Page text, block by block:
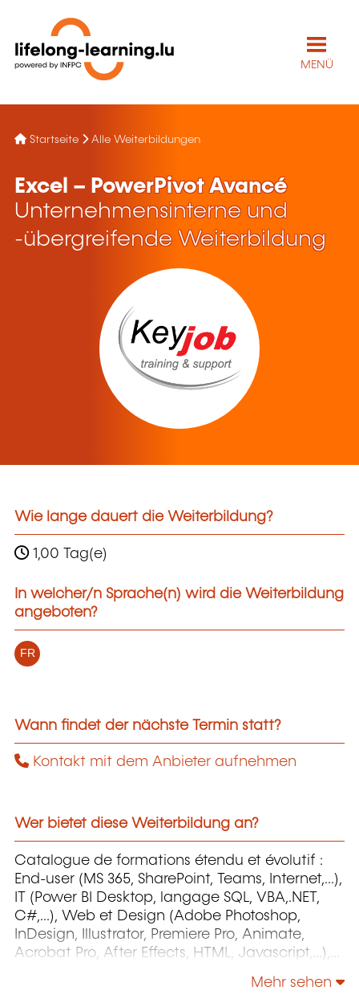
MENÜ
Startseite Alle Weiterbildungen
Excel – PowerPivot Avancé
Unternehmensinterne und
-übergreifende Weiterbildung
Wie lange dauert die Weiterbildung?
1,00 Tag(e)
In welcher/n Sprache(n) wird die Weiterbildung
angeboten?
FR
Wann findet der nächste Termin statt?
Kontakt mit dem Anbieter aufnehmen
Wer bietet diese Weiterbildung an?
Catalogue de formations étendu et évolutif :
End-user (MS 365, SharePoint, Teams, Internet,...),
IT (Power BI Desktop, langage SQL, VBA,.NET,
C#,...), Web et Design (Adobe Photoshop,
InDesign, Illustrator, Premiere Pro, Animate,
Acrobat Pro, After Effects, HTML, Javascript,...),
Mehr sehen